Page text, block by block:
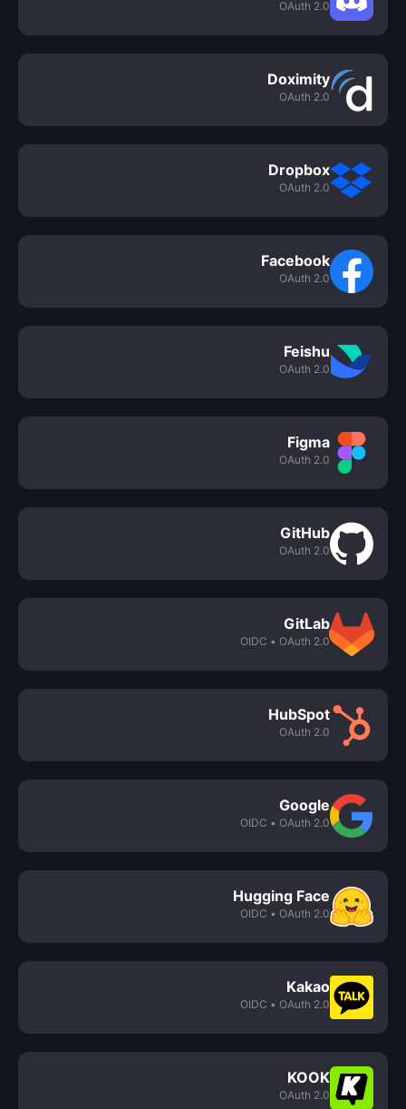
OAuth 2.0
Doximity
OAuth 2.0
Dropbox
OAuth 2.0
Facebook
OAuth 2.0
Feishu
OAuth 2.0
Figma
OAuth 2.0
GitHub
OAuth 2.0
GitLab
OAuth 2.0
• OIDC
HubSpot
OAuth 2.0
Google
OAuth 2.0
• OIDC
Hugging Face
OAuth 2.0
• OIDC
Kakao
OAuth 2.0
• OIDC
KOOK
OAuth 2.0